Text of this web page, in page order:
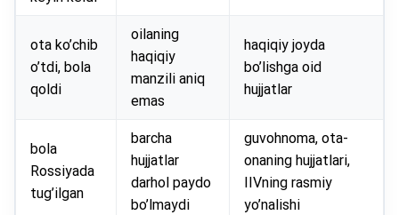
ota ko’chib
o’tdi, bola
qoldi
oilaning
haqiqiy
manzili aniq
emas
haqiqiy joyda
bo’lishga oid
hujjatlar
bola
Rossiyada
tug’ilgan
barcha
hujjatlar
darhol paydo
bo’lmaydi
guvohnoma, ota-
onaning hujjatlari,
IIVning rasmiy
yo’nalishi